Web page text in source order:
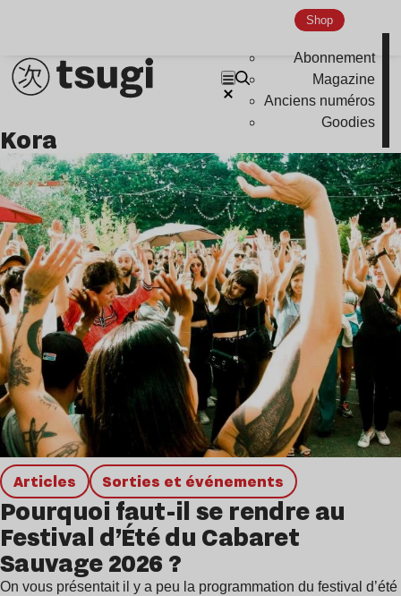
Shop
Abonnement
Magazine
Anciens numéros
Goodies
kora
Articles Sorties et événements
Pourquoi faut-il se rendre au
Festival d’Été du Cabaret
Sauvage 2026 ?
On vous présentait il y a peu la programmation du festival d’été